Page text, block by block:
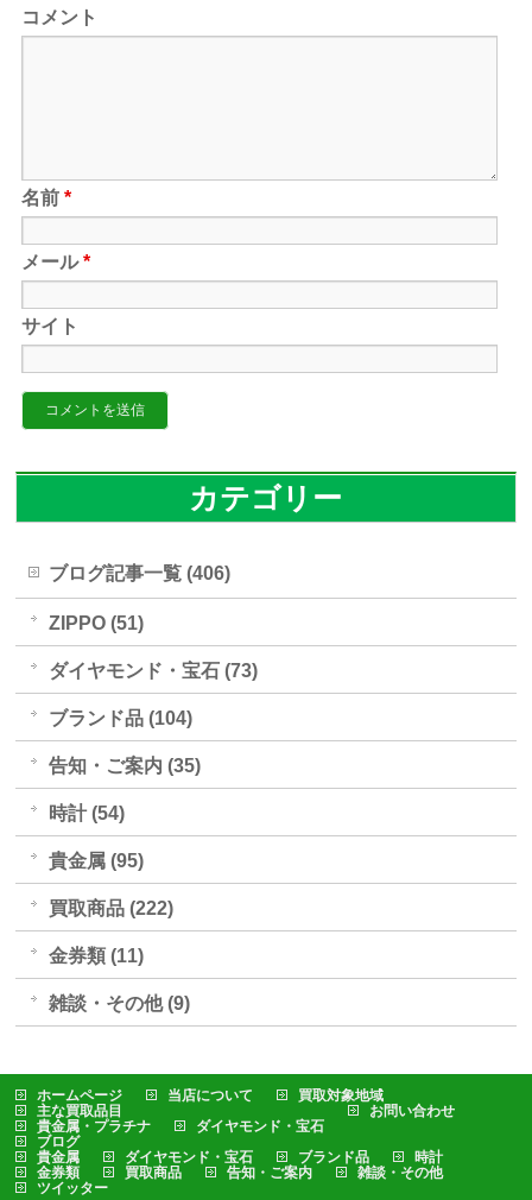
コメント
名前*
メール*
サイト
カテゴリー
ブログ記事一覧 (406)
ZIPPO (51)
ダイヤモンド・宝石 (73)
ブランド品 (104)
告知・ご案内 (35)
時計 (54)
貴金属 (95)
買取商品 (222)
金券類 (11)
雑談・その他 (9)
ホームページ 当店について
買取対象地域
主な買取品目
貴金属・プラチナ
ダイヤモンド・宝石
お問い合わせ
ブログ
貴金属
ダイヤモンド・宝石 ブランド品
時計
金券類
買取商品 告知・ご案内
雑談・その他
ツイッター